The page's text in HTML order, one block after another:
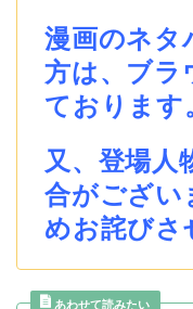
漫画のネタ
方は、ブラ
ております
又、登場人
合がござい
めお詫びさ